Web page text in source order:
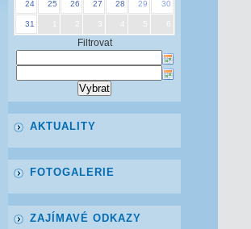
24 25 26 27 28 29 30
31 3 5
Filtrovat
AKTUALITY
FOTOGALERIE
ZAJÍMAVÉ ODKAZY